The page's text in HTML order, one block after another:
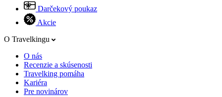
Darčekový poukaz
Akcie
O Travelkingu
O nás
Recenzie a skúsenosti
Travelking pomáha
Kariéra
Pre novinárov